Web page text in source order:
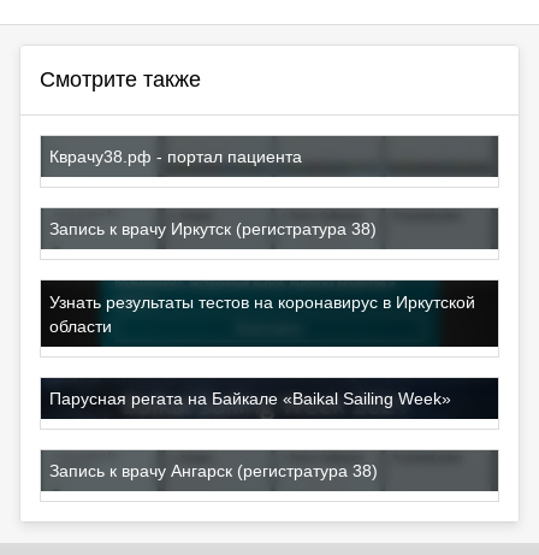
Смотрите также
Кврачу38.рф - портал пациента
Запись к врачу Иркутск (регистратура 38)
Узнать результаты тестов на коронавирус в Иркутской
области
Парусная регата на Байкале «Baikal Sailing Week»
Запись к врачу Ангарск (регистратура 38)